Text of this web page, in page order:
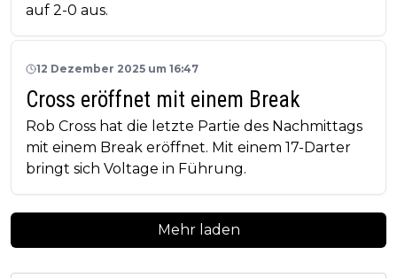
auf 2-0 aus.
12 Dezember 2025 um 16:47
Cross eröffnet mit einem Break
Rob Cross hat die letzte Partie des Nachmittags
mit einem Break eröffnet. Mit einem 17-Darter
bringt sich Voltage in Führung.
Mehr laden